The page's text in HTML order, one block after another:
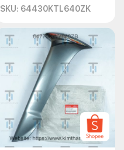
SKU: 64430KTL640ZK